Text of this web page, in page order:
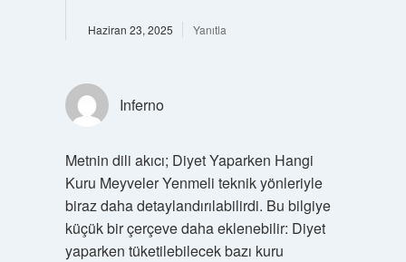
Haziran 23, 2025 Yanıtla
Inferno
Metnin dili akıcı; Diyet Yaparken Hangi
Kuru Meyveler Yenmeli teknik yönleriyle
biraz daha detaylandırılabilirdi. Bu bilgiye
küçük bir çerçeve daha eklenebilir: Diyet
yaparken tüketilebilecek bazı kuru